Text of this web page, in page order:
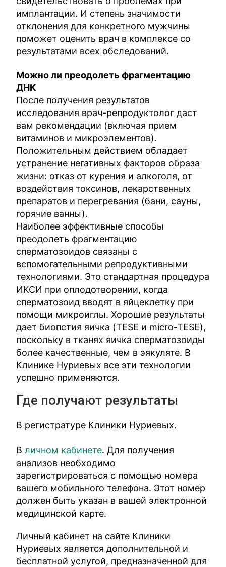
имплантации. И степень значимости
отклонения для конкретного мужчины
поможет оценить врач в комплексе со
результатами всех обследований.
Можно ли преодолеть фрагментацию
ДНК
После получения результатов
исследования врач-репродуктолог даст
вам рекомендации (включая прием
витаминов и микроэлементов).
Положительным действием обладает
устранение негативных факторов образа
жизни: отказ от курения и алкоголя, от
воздействия токсинов, лекарственных
препаратов и перегревания (бани, сауны,
горячие ванны).
Наиболее эффективные способы
преодолеть фрагментацию
сперматозоидов связаны с
вспомогательными репродуктивными
технологиями. Это стандартная процедура
ИКСИ при оплодотворении, когда
сперматозоид вводят в яйцеклетку при
помощи микроиглы. Хорошие результаты
дает биопстия яичка (TESE и micro-TESE),
поскольку в тканях яичка сперматозоиды
более качественные, чем в эякуляте. В
Клинике Нуриевых все эти технологии
успешно применяются.
Где получают результаты
В регистратуре Клиники Нуриевых.
Вличном кабинете. Для получения
анализов необходимо
зарегистрироваться с помощью номера
вашего мобильного телефона. Этот номер
должен быть указан в вашей электронной
медицинской карте.
Личный кабинет на сайте Клиники
Нуриевых является дополнительной и
бесплатной услугой, предназначенной для